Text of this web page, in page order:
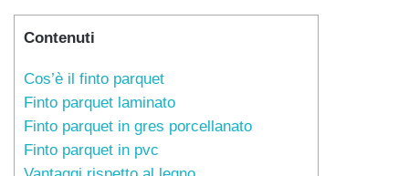
Contenuti
Cos’è il finto parquet
Finto parquet laminato
Finto parquet in gres porcellanato
Finto parquet in pvc